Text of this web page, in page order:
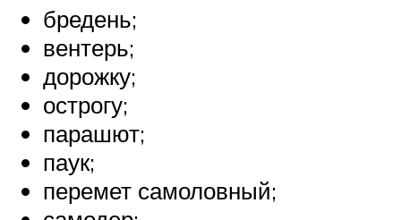
бредень;
вентерь;
дорожку;
острогу;
парашют;
паук;
перемет самоловный;